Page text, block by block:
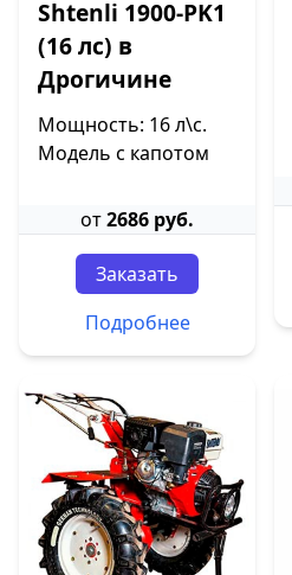
Shtenli 1900-PK1
(16 лс) в
Дрогичине
Мощность: 16 л\с.
Модель с капотом
от2686 руб.
Заказать
Подробнее